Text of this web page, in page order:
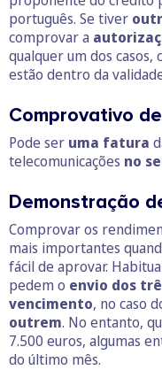
português. Se tiver
comprovar a
qualquer um dos
estão dentro da
Comprovativo
Pode ser uma fatura
telecomunicações no
Demonstração
Comprovar os
mais importantes
fácil de aprovar.
pedem o envio dos
vencimento, no caso
outrem. No entanto,
7.500 euros, algumas
do último mês.